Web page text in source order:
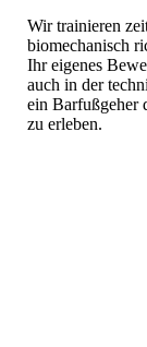
Wir trainieren
biomechanisch
Ihr eigenes
auch in der
ein Barfußgeher
zu erleben.